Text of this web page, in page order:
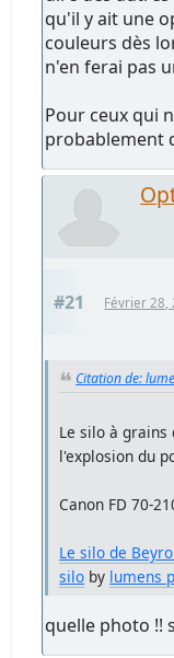
qu'il y ait une
couleurs dès
n'en ferai pas
Pour ceux qui
probablement
#21 Février 28,
Citation de:
Le silo à grains
l'explosion du
Canon FD 70-
Le silo de
silo by lumens
quelle photo !!